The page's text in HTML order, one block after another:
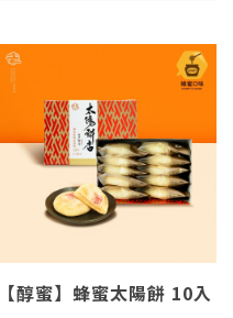
【醇蜜】蜂蜜太陽餅 10入